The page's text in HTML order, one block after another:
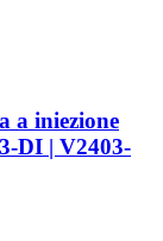
a iniezione
DI | V2403-